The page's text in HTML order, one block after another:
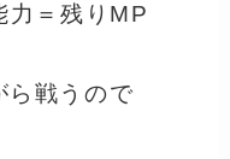
力＝残りMP
ら戦うので